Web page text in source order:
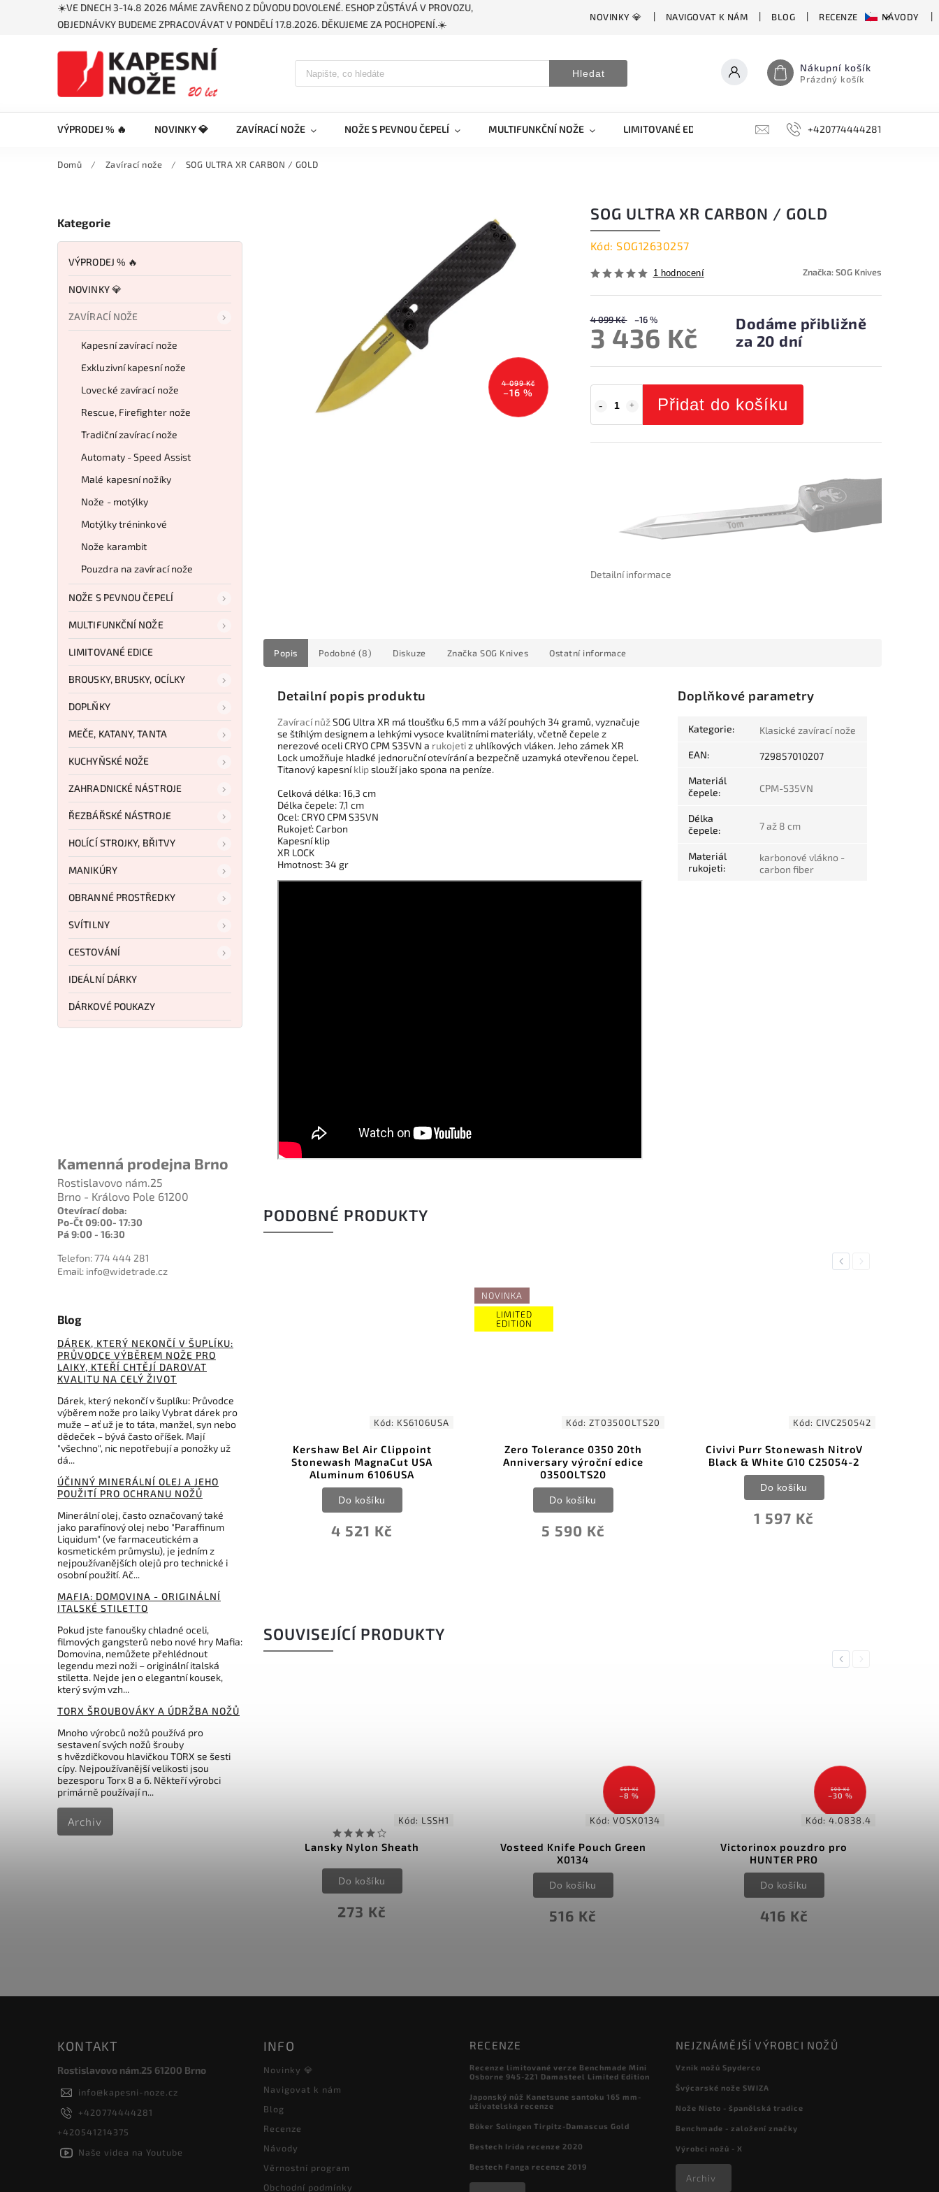
☀️VE DNECH 3-14.8 2026 MÁME ZAVŘENO Z DŮVODU DOVOLENÉ. ESHOP ZŮSTÁVÁ V PROVOZU,
OBJEDNÁVKY BUDEME ZPRACOVÁVAT V PONDĚLÍ 17.8.2026. DĚKUJEME ZA POCHOPENÍ.☀️
NOVINKY 💎 NAVIGOVAT K NÁM BLOG RECENZE NÁVODY
Hledat Nákupní košík
Prázdný košík
VÝPRODEJ % 🔥 NOVINKY 💎 ZAVÍRACÍ NOŽE NOŽE S PEVNOU ČEPELÍ MULTIFUNKČNÍ NOŽE LIMITOVANÉ EDICE BROUSKY, BRUSKY, OCÍLKY
+420774444281
Domů / Zavírací nože / SOG ULTRA XR CARBON / GOLD
Kategorie
VÝPRODEJ % 🔥
NOVINKY 💎
ZAVÍRACÍ NOŽE
Kapesní zavírací nože
Exkluzivní kapesní nože
Lovecké zavírací nože
Rescue, Firefighter nože
Tradiční zavírací nože
Automaty - Speed Assist
Malé kapesní nožíky
Nože - motýlky
Motýlky tréninkové
Nože karambit
Pouzdra na zavírací nože
NOŽE S PEVNOU ČEPELÍ
MULTIFUNKČNÍ NOŽE
LIMITOVANÉ EDICE
BROUSKY, BRUSKY, OCÍLKY
DOPLŇKY
MEČE, KATANY, TANTA
KUCHYŇSKÉ NOŽE
ZAHRADNICKÉ NÁSTROJE
ŘEZBÁŘSKÉ NÁSTROJE
HOLÍCÍ STROJKY, BŘITVY
MANIKÚRY
OBRANNÉ PROSTŘEDKY
SVÍTILNY
CESTOVÁNÍ
IDEÁLNÍ DÁRKY
DÁRKOVÉ POUKAZY
Kamenná prodejna Brno
Rostislavovo nám.25
Brno - Královo Pole 61200
Otevírací doba:
Po-Čt 09:00- 17:30
Pá 9:00 - 16:30
Telefon: 774 444 281
Email: info@widetrade.cz
Blog
DÁREK, KTERÝ NEKONČÍ V ŠUPLÍKU:
PRŮVODCE VÝBĚREM NOŽE PRO
LAIKY, KTEŘÍ CHTĚJÍ DAROVAT
KVALITU NA CELÝ ŽIVOT
Dárek, který nekončí v šuplíku: Průvodce
výběrem nože pro laiky Vybrat dárek pro
muže – ať už je to táta, manžel, syn nebo
dědeček – bývá často oříšek. Mají
"všechno", nic nepotřebují a ponožky už
dá...
ÚČINNÝ MINERÁLNÍ OLEJ A JEHO
POUŽITÍ PRO OCHRANU NOŽŮ
Minerální olej, často označovaný také
jako parafínový olej nebo "Paraffinum
Liquidum" (ve farmaceutickém a
kosmetickém průmyslu), je jedním z
nejpoužívanějších olejů pro technické i
osobní použití. Ač...
MAFIA: DOMOVINA - ORIGINÁLNÍ
ITALSKÉ STILETTO
Pokud jste fanoušky chladné oceli,
filmových gangsterů nebo nové hry Mafia:
Domovina, nemůžete přehlédnout
legendu mezi noži – originální italská
stiletta. Nejde jen o elegantní kousek,
který svým vzh...
TORX ŠROUBOVÁKY A ÚDRŽBA NOŽŮ
Mnoho výrobců nožů používá pro
sestavení svých nožů šrouby
s hvězdičkovou hlavičkou TORX se šesti
cípy. Nejpoužívanější velikosti jsou
bezesporu Torx 8 a 6. Někteří výrobci
primárně používají n...
Archiv
4 099 Kč
–16 %
SOG ULTRA XR CARBON / GOLD
Kód: SOG12630257
1 hodnocení Značka:SOG Knives
4 099 Kč –16 %
3 436 Kč
Dodáme přibližně
za 20 dní
Přidat do košíku
Detailní informace
Popis Podobné (8) Diskuze Značka SOG Knives Ostatní informace
Detailní popis produktu
Zavírací nůžSOG Ultra XR má tloušťku 6,5 mm a váží pouhých 34 gramů, vyznačuje
se štíhlým designem a lehkými vysoce kvalitními materiály, včetně čepele z
nerezové oceli CRYO CPM S35VN a rukojetiz uhlíkových vláken. Jeho zámek XR
Lock umožňuje hladké jednoruční otevírání a bezpečně uzamyká otevřenou čepel.
Titanový kapesníklipslouží jako spona na peníze.
Celková délka: 16,3 cm
Délka čepele: 7,1 cm
Ocel: CRYO CPM S35VN
Rukojeť: Carbon
Kapesní klip
XR LOCK
Hmotnost: 34 gr
Doplňkové parametry
Kategorie: Klasické zavírací nože
EAN: 729857010207
Materiál
čepele: CPM-S35VN
Délka
čepele: 7 až 8 cm
Materiál
rukojeti:
karbonové vlákno -
carbon fiber
PODOBNÉ PRODUKTY
Previous
Kód:BTKMK14D3
Bestechman Lanza BMK14-D-3
1 335 Kč
Do košíku
Kód: KS6106USA
Kershaw Bel Air Clippoint
Stonewash MagnaCut USA
Aluminum 6106USA
4 521 Kč
Do košíku
NOVINKA
LIMITED
EDITION
Kód: ZT0350OLTS20
Zero Tolerance 0350 20th
Anniversary výroční edice
0350OLTS20
5 590 Kč
Do košíku
Kód: CIVC250542
Civivi Purr Stonewash NitroV
Black & White G10 C25054-2
1 597 Kč
Do košíku
Next
SOUVISEJÍCÍ PRODUKTY
Previous
Kód: LSSH1
Lansky Nylon Sheath
273 Kč
Do košíku
561 Kč
–8 %
Kód: VOSX0134
Vosteed Knife Pouch Green
X0134
516 Kč
Do košíku
599 Kč
–30 %
Kód: 4.0838.4
Victorinox pouzdro pro
HUNTER PRO
416 Kč
Do košíku
Next
KONTAKT
Rostislavovo nám.25 61200 Brno
info@kapesni-noze.cz
+420774444281
+420541214375
Naše videa na Youtube
INFO
Novinky 💎
Navigovat k nám
Blog
Recenze
Návody
Věrnostní program
Obchodní podmínky
RECENZE
Recenze limitované verze Benchmade Mini
Osborne 945-221 Damasteel Limited Edition
Japonský nůž Kanetsune santoku 165 mm-
uživatelská recenze
Böker Solingen Tirpitz-Damascus Gold
Bestech Irida recenze 2020
Bestech Fanga recenze 2019
NEJZNÁMĚJŠÍ VÝROBCI NOŽŮ
Vznik nožů Spyderco
Švýcarské nože SWIZA
Nože Nieto - španělská tradice
Benchmade - založení značky
Výrobci nožů - X
Archiv